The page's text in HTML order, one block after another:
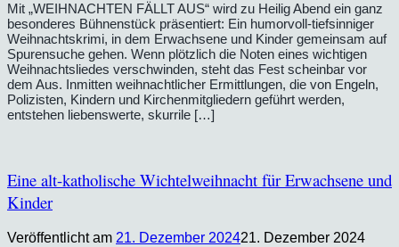
Mit „WEIHNACHTEN FÄLLT AUS“ wird zu Heilig Abend ein ganz
besonderes Bühnenstück präsentiert: Ein humorvoll-tiefsinniger
Weihnachtskrimi, in dem Erwachsene und Kinder gemeinsam auf
Spurensuche gehen. Wenn plötzlich die Noten eines wichtigen
Weihnachtsliedes verschwinden, steht das Fest scheinbar vor
dem Aus. Inmitten weihnachtlicher Ermittlungen, die von Engeln,
Polizisten, Kindern und Kirchenmitgliedern geführt werden,
entstehen liebenswerte, skurrile […]
Eine alt-katholische Wichtelweihnacht für Erwachsene und
Kinder
Veröffentlicht am 21. Dezember 202421. Dezember 2024